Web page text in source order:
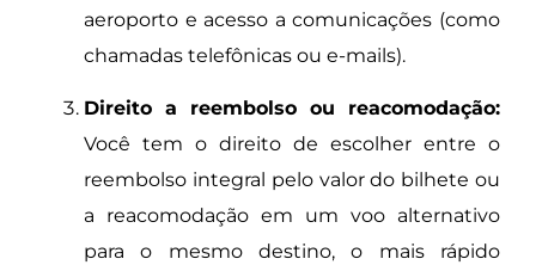
aeroporto e acesso a comunicações (como
chamadas telefônicas ou e-mails).
Direito a reembolso ou reacomodação:
Você tem o direito de escolher entre o
reembolso integral pelo valor do bilhete ou
a reacomodação em um voo alternativo
para o mesmo destino, o mais rápido